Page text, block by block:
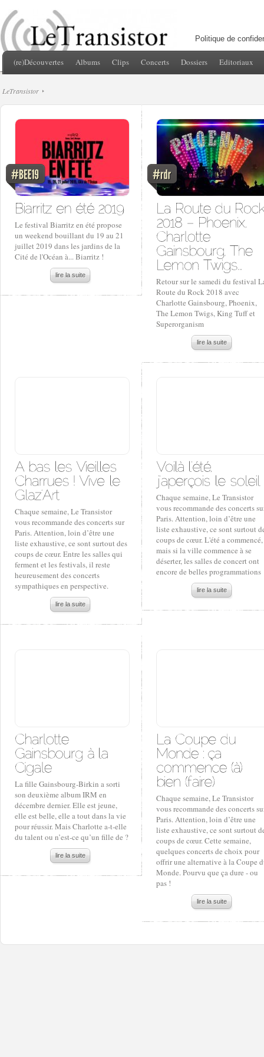
Politique de
(re)Découvertes Albums Clips Concerts Dossiers Editoriaux
LeTransistor
Le festival Biarritz en été propose
un weekend bouillant du 19 au 21
juillet 2019 dans les jardins de la
Cité de l'Océan à... Biarritz !
lire la suite
Retour sur le samedi du festival
Route du Rock 2018 avec
Charlotte Gainsbourg, Phoenix,
The Lemon Twigs, King Tuff et
Superorganism
lire la suite
Chaque semaine, Le Transistor
vous recommande des concerts sur
Paris. Attention, loin d’être une
liste exhaustive, ce sont surtout des
coups de cœur. Entre les salles qui
ferment et les festivals, il reste
heureusement des concerts
sympathiques en perspective.
lire la suite
Chaque semaine, Le Transistor
vous recommande des concerts
Paris. Attention, loin d’être une
liste exhaustive, ce sont surtout
coups de cœur. L'été a commencé,
mais si la ville commence à se
déserter, les salles de concert ont
encore de belles programmations
lire la suite
La fille Gainsbourg-Birkin a sorti
son deuxième album IRM en
décembre dernier. Elle est jeune,
elle est belle, elle a tout dans la vie
pour réussir. Mais Charlotte a-t-elle
du talent ou n’est-ce qu’un fille de ?
lire la suite
Chaque semaine, Le Transistor
vous recommande des concerts
Paris. Attention, loin d’être une
liste exhaustive, ce sont surtout
coups de cœur. Cette semaine,
quelques concerts de choix pour
offrir une alternative à la Coupe
Monde. Pourvu que ça dure - ou
pas !
lire la suite